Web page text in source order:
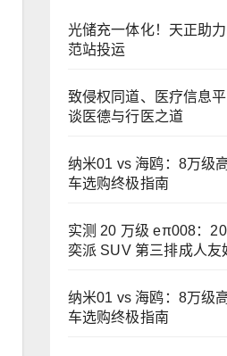
光储充一体化！天正助
范站投运
致侵权同道、医疗信息
谈医德与行医之道
纳米01 vs 海鸥：8万级
车选购终极指南
实测 20 万级 eπ008：
奕派 SUV 第三排成人友
纳米01 vs 海鸥：8万级
车选购终极指南